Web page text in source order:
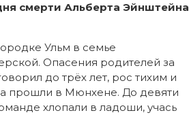
смерти Альберта Эйнштейна
Ульм в семье
Опасения родителей за
до трёх лет, рос тихим и
прошли в Мюнхене. До девяти
хлопали в ладоши, учась